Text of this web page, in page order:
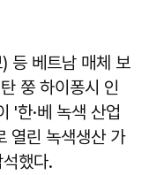
등 베트남 매체 보
쭝 하이퐁시 인
'한·베 녹색 산업
열린 녹색생산 가
했다.